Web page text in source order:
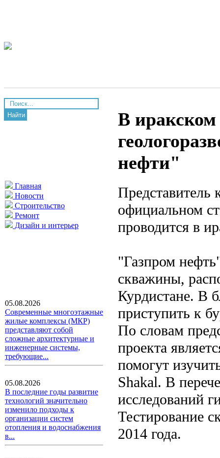
Найти
Главная
Новости
Строительство
Ремонт
Дизайн и интерьер
05.08.2026
Современные многоэтажные
жилые комплексы (МКР)
представляют собой
сложные архитектурные и
инженерные системы,
требующие...
05.08.2026
В последние годы развитие
технологий значительно
изменило подходы к
организации систем
отопления и водоснабжения
в...
В иракском
нефти"
Представитель
официальном
проводится в
"Газпром
скважины,
Курдистане. В
приступить к
По словам
проекта
помогут
Shakal. В
исследований
Тестирование
2014 года.